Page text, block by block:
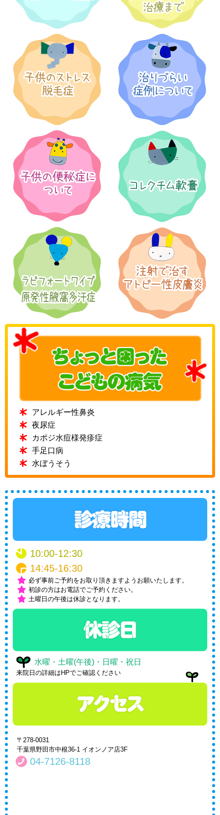
アレルギー性鼻炎
夜尿症
カポジ水痘様発疹症
手足口病
水ぼうそう
10:00-12:30
14:45-16:30
必ず事前ご予約をお取り頂きますようお願いたします。
初診の方はお電話でご予約ください。
土曜日の午後は休診となります。
水曜・土曜(午後)・日曜・祝日
来院日の詳細はHPでご確認ください
〒278-0031
千葉県野田市中根36-1 イオンノア店3F
04-7126-8118